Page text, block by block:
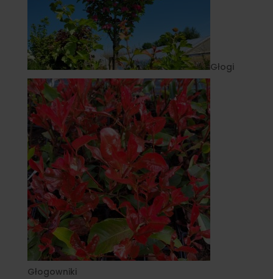
Głogi
Głogowniki